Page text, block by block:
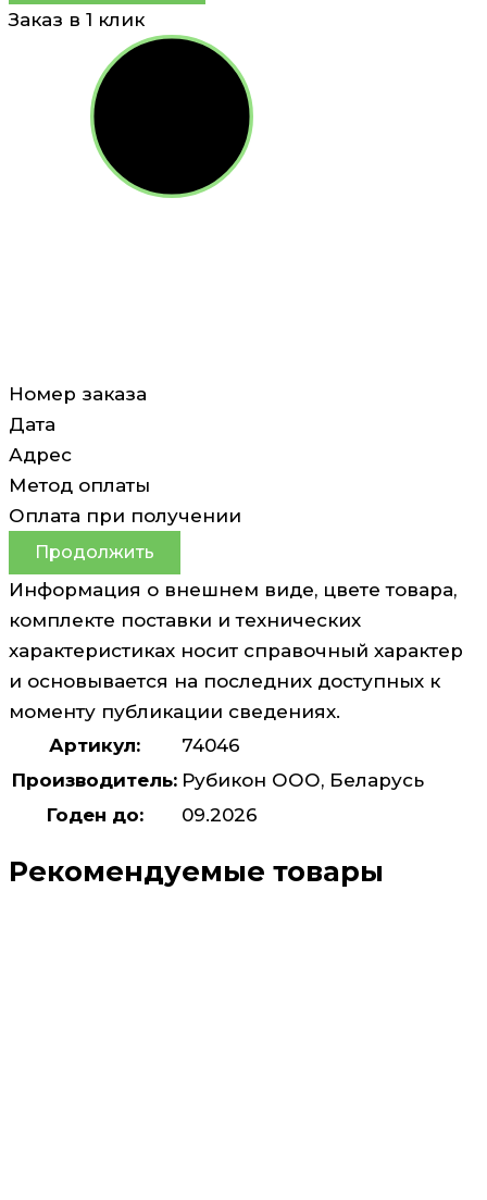
Заказ в 1 клик
Номер заказа
Дата
Адрес
Метод оплаты
Оплата при получении
Продолжить
Информация о внешнем виде, цвете товара,
комплекте поставки и технических
характеристиках носит справочный характер
и основывается на последних доступных к
моменту публикации сведениях.
Артикул:
74046
Производитель: Рубикон ООО, Беларусь
Годен до:
09.2026
Рекомендуемые товары